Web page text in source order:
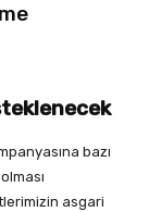
bazı
asgari